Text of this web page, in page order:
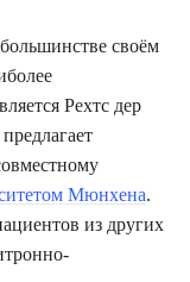
своём
Рехтс дер
Мюнхена.
из других